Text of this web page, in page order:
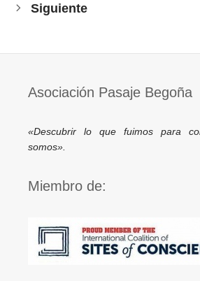
Siguiente
Asociación Pasaje Begoña
«Descubrir lo que fuimos para
somos».
Miembro de: